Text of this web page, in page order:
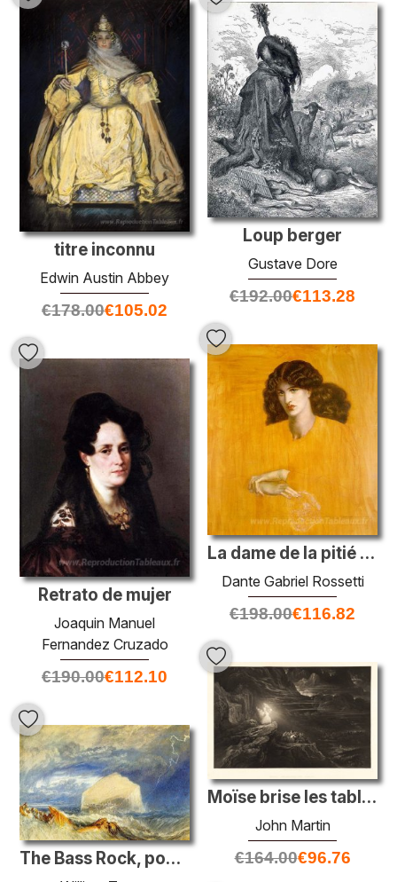
titre inconnu
Edwin Austin Abbey
€178.00€105.02
Loup berger
Gustave Dore
€192.00€113.28
La dame de la pitié (La Donna della Finestra)
Dante Gabriel Rossetti
€198.00€116.82
Retrato de mujer
Joaquin Manuel
Fernandez Cruzado
€190.00€112.10
Moïse brise les tables
John Martin
€164.00€96.76
The Bass Rock, pour les antiquités provinciales d'Écosse